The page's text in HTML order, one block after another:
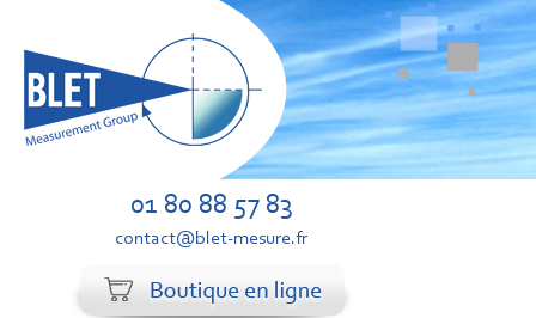
01 80 88 57 83
contact@blet-mesure.fr